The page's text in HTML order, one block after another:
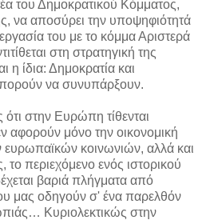
του Δημοκρατικού Κόμματος,
να αποσύρει την υποψηφιότητά
του με το κόμμα Αριστερά
στη στρατηγική της
η ίδια: Δημοκρατία και
να συνυπάρξουν.
στην Ευρώπη τίθενται
αφορούν μόνο την οικονομική
ευρωπαϊκών κοινωνιών, αλλά και
το περιεχόμενο ενός ιστορικού
βαριά πλήγματα από
μας οδηγούν σ' ένα παρελθόν
Κυριολεκτικώς στην